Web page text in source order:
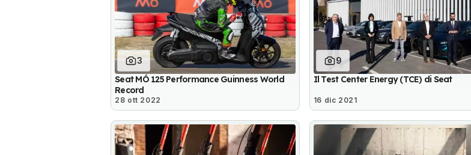
3
Seat MÓ 125 Performance Guinness World
Record
28 ott 2022
9
Il Test Center Energy (TCE) di Seat
16 dic 2021